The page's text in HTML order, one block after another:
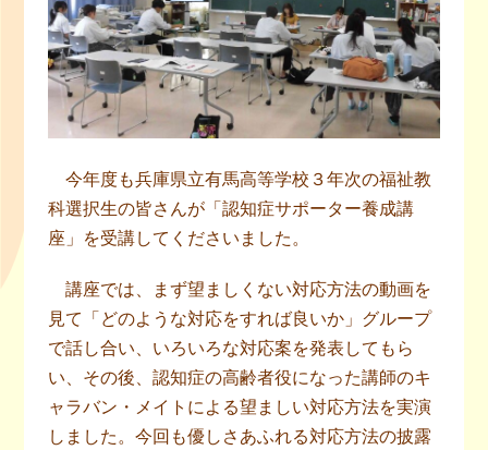
今年度も兵庫県立有馬高等学校３年次の福祉教
科選択生の皆さんが「認知症サポーター養成講
座」を受講してくださいました。
講座では、まず望ましくない対応方法の動画を
見て「どのような対応をすれば良いか」グループ
で話し合い、いろいろな対応案を発表してもら
い、その後、認知症の高齢者役になった講師のキ
ャラバン・メイトによる望ましい対応方法を実演
しました。今回も優しさあふれる対応方法の披露